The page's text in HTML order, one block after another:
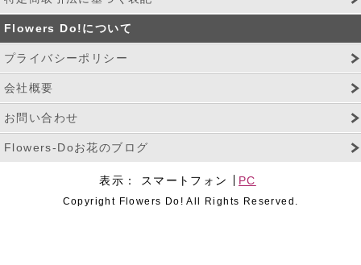
Flowers Do!について
プライバシーポリシー
会社概要
お問い合わせ
Flowers-Doお花のブログ
表示： スマートフォン PC
Copyright Flowers Do! All Rights Reserved.